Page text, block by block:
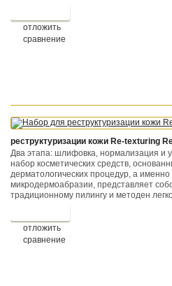
отложить
сравнение
реструктуризации кожи Re-texturing
Два этапа: шлифовка, нормализация и
набор косметических средств,
дерматологических процедур, а
микродермоабразии, представляет
традиционному пилингу и методен
отложить
сравнение